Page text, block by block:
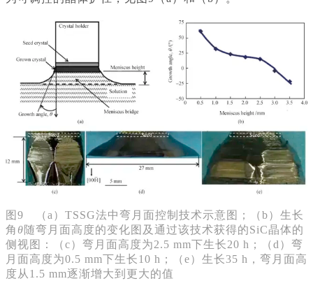
图9 （a）TSSG法中弯月面控制技术示意图；（b）生长
角 θ随弯月面高度的变化图及通过该技术获得的SiC晶体的
侧视图：（c）弯月面高度为2.5 mm下生长20 h；（d）弯
月面高度为0.5 mm下生长10 h；（e）生长35 h，弯月面高
度从1.5 mm逐渐增大到更大的值